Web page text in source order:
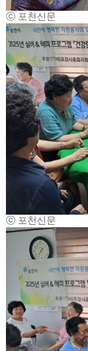
ⓒ 포천신문
ⓒ 포천신문